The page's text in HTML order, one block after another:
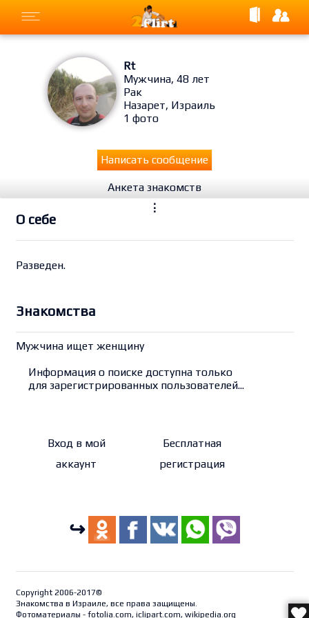
Rt
Мужчина, 48 лет
Рак
Назарет, Израиль
1 фото
Написать сообщение
Анкета знакомств
⋮
O себе
Разведен.
Знакомства
Мужчина ищет женщину
Информация о поиске доступна только
для зарегистрированных пользователей...
Вход в мой
аккаунт
Бесплатная
регистрация
↪
Copyright 2006-2017©
Знакомства в Израиле, все права защищены.
Фотоматериалы - fotolia.com, iclipart.com, wikipedia.org